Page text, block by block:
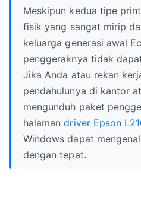
Meskipun kedua tipe
fisik yang sangat mirip
keluarga generasi awal
penggeraknya tidak
Jika Anda atau rekan
pendahulunya di kantor
mengunduh paket
halamandriver Epson
Windows dapat
dengan tepat.